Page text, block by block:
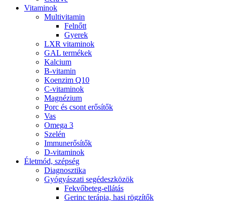
Vitaminok
Multivitamin
Felnőtt
Gyerek
LXR vitaminok
GAL termékek
Kalcium
B-vitamin
Koenzim Q10
C-vitaminok
Magnézium
Porc és csont erősítők
Vas
Omega 3
Szelén
Immunerősítők
D-vitaminok
Életmód, szépség
Diagnosztika
Gyógyászati segédeszközök
Fekvőbeteg-ellátás
Gerinc terápia, hasi rögzítők